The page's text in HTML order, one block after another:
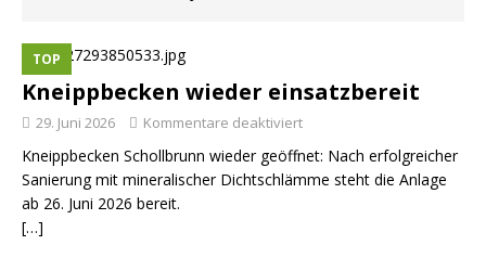
TOP
Kneippbecken wieder einsatzbereit
29. Juni 2026 Kommentare deaktiviert
Kneippbecken Schollbrunn wieder geöffnet: Nach erfolgreicher
Sanierung mit mineralischer Dichtschlämme steht die Anlage
ab 26. Juni 2026 bereit.
[…]